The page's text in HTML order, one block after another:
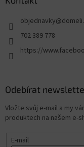
objednavky@
702 389 778
https://
Odebírat
Vložte svůj e-mail a my
produktech na našem e-
E-mail